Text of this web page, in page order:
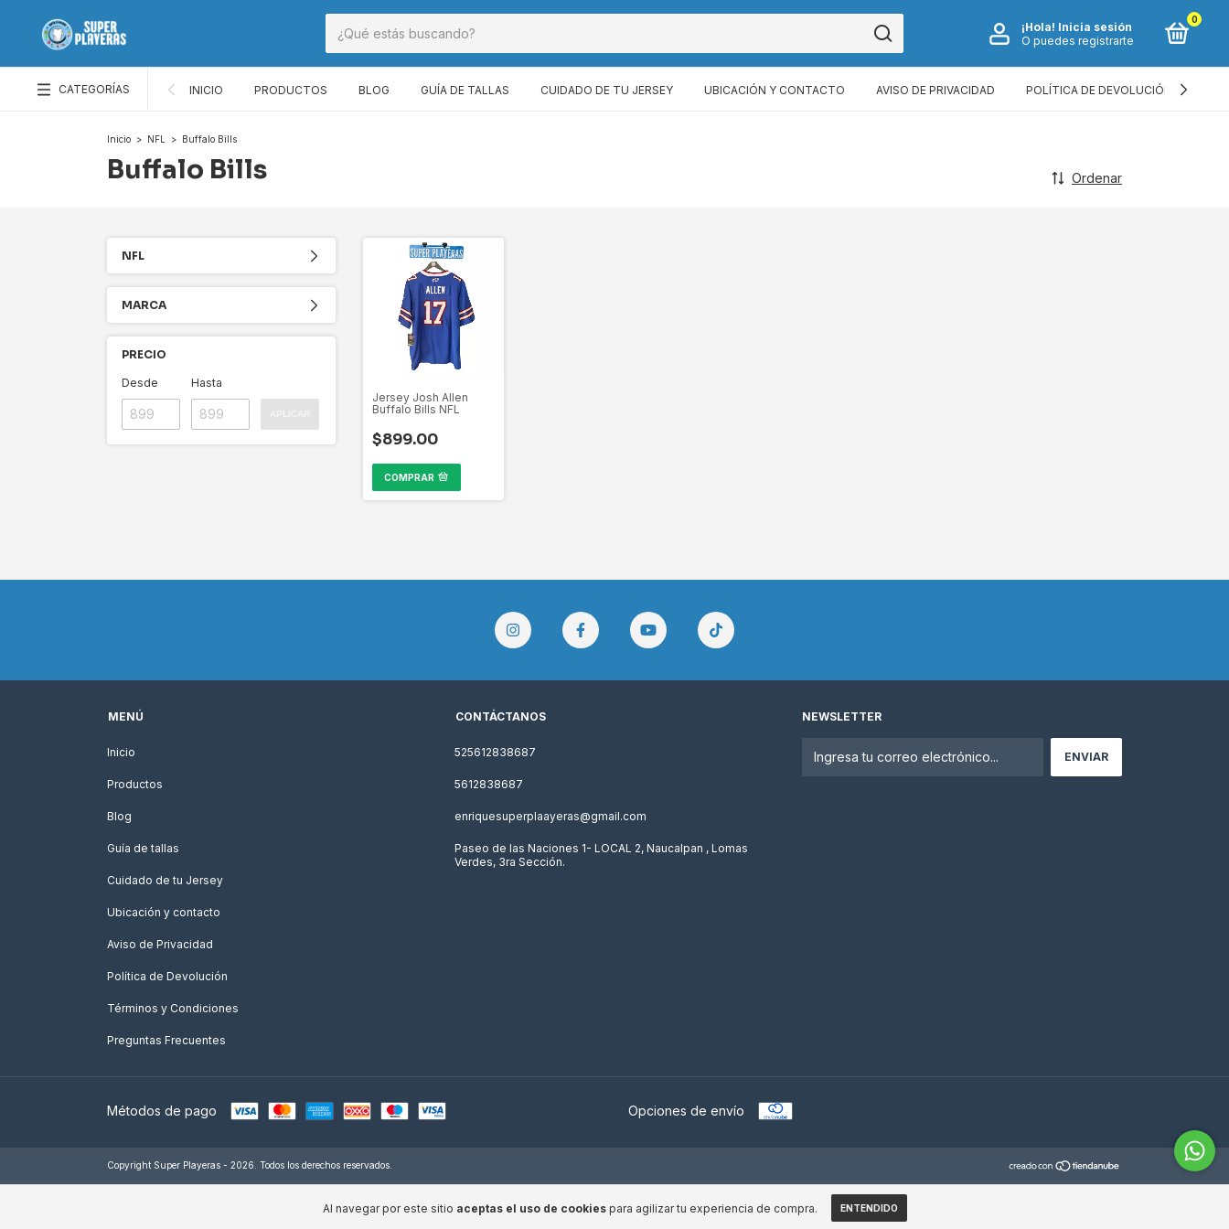
¡Hola! Inicia sesión
O puedes registrarte
0
CATEGORÍAS INICIO PRODUCTOS BLOG GUÍA DE TALLAS CUIDADO DE TU JERSEY UBICACIÓN Y CONTACTO AVISO DE PRIVACIDAD POLÍTICA DE DEVOLUCIÓN
Al navegar por este sitio aceptas el uso de cookiespara agilizar tu experiencia de compra. ENTENDIDO
Inicio > NFL > Buffalo Bills
Buffalo Bills Ordenar
NFL
MARCA
PRECIO
Desde Hasta
Jersey Josh Allen
Buffalo Bills NFL
$899.00
COMPRAR
MENÚ
Inicio
Productos
Blog
Guía de tallas
Cuidado de tu Jersey
Ubicación y contacto
Aviso de Privacidad
Política de Devolución
Términos y Condiciones
Preguntas Frecuentes
CONTÁCTANOS
525612838687
5612838687
enriquesuperplaayeras@gmail.com
Paseo de las Naciones 1- LOCAL 2, Naucalpan , Lomas
Verdes, 3ra Sección.
NEWSLETTER
Métodos de pago Opciones de envío
Copyright Super Playeras - 2026. Todos los derechos reservados.